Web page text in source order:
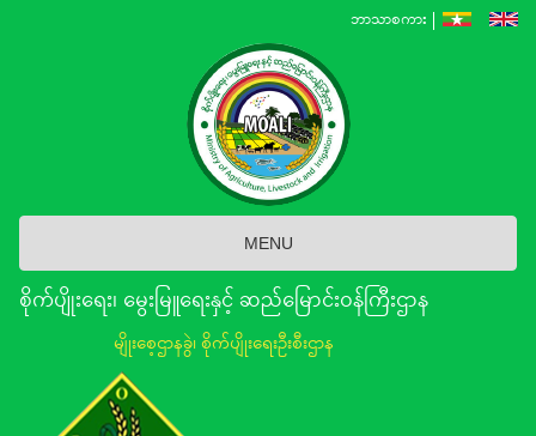
ဘာသာစကား
MENU
စိုက်ပျိုးရေး၊ မွေးမြူရေးနှင့် ဆည်မြောင်း၀န်ကြီးဌာန
မျိုးစေ့ဌာနခွဲ၊ စိုက်ပျိုးရေးဦးစီးဌာန